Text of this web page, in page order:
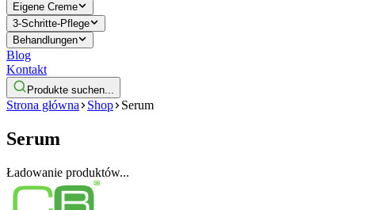
Eigene Creme
3-Schritte-Pflege
Behandlungen
Blog
Kontakt
Produkte suchen...
Strona główna Shop Serum
Serum
Ładowanie produktów...